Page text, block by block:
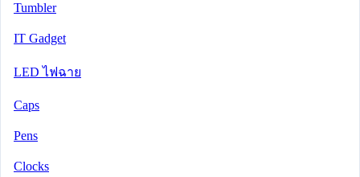
Tumbler
IT Gadget
LED ไฟฉาย
Caps
Pens
Clocks